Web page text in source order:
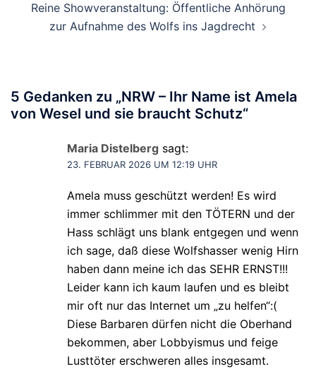
Reine Showveranstaltung: Öffentliche Anhörung
zur Aufnahme des Wolfs ins Jagdrecht
5 Gedanken zu „NRW – Ihr Name ist Amela
von Wesel und sie braucht Schutz“
Maria Distelberg sagt:
23. FEBRUAR 2026 UM 12:19 UHR
Amela muss geschützt werden! Es wird
immer schlimmer mit den TÖTERN und der
Hass schlägt uns blank entgegen und wenn
ich sage, daß diese Wolfshasser wenig Hirn
haben dann meine ich das SEHR ERNST!!!
Leider kann ich kaum laufen und es bleibt
mir oft nur das Internet um „zu helfen“:(
Diese Barbaren dürfen nicht die Oberhand
bekommen, aber Lobbyismus und feige
Lusttöter erschweren alles insgesamt.